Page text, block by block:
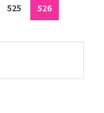
Página
525 Página
526